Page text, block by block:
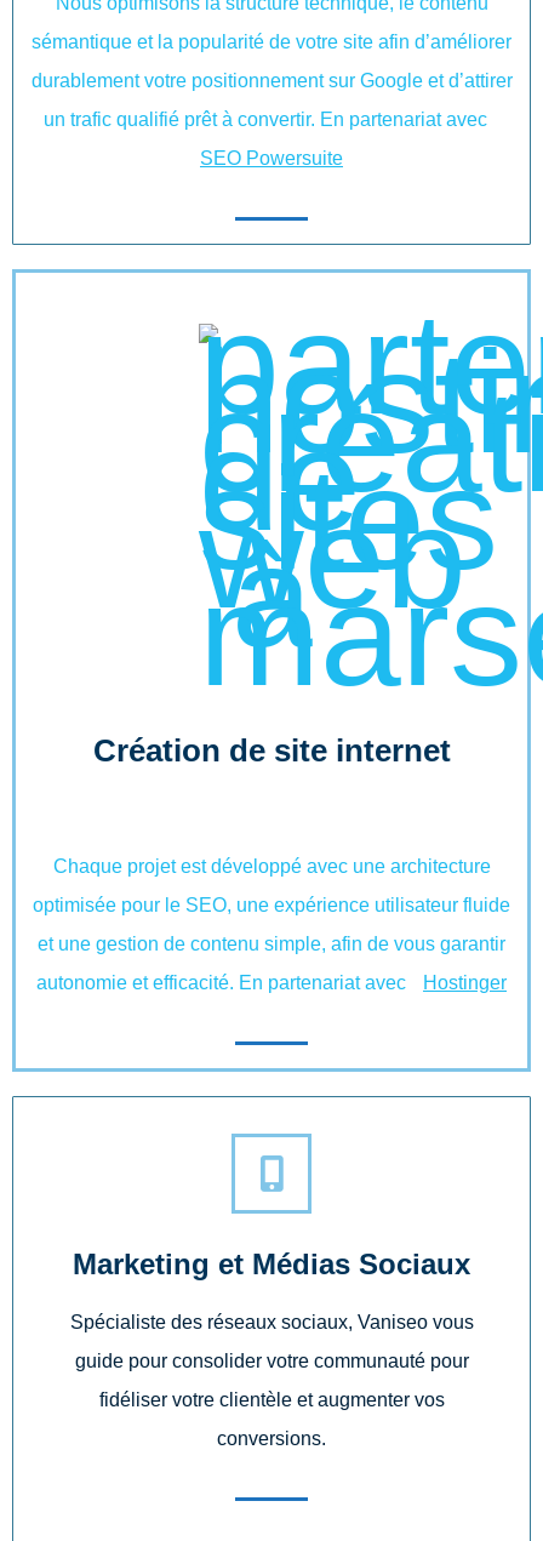
sémantique et la popularité de votre site afin d’améliorer
durablement votre positionnement sur Google et d’attirer
un trafic qualifié prêt à convertir. En partenariat avec
SEO Powersuite
Création de site internet
Chaque projet est développé avec une architecture
optimisée pour le SEO, une expérience utilisateur fluide
et une gestion de contenu simple, afin de vous garantir
autonomie et efficacité. En partenariat avec
Hostinger
Marketing et Médias Sociaux
Spécialiste des réseaux sociaux, Vaniseo vous
guide pour consolider votre communauté pour
fidéliser votre clientèle et augmenter vos
conversions.